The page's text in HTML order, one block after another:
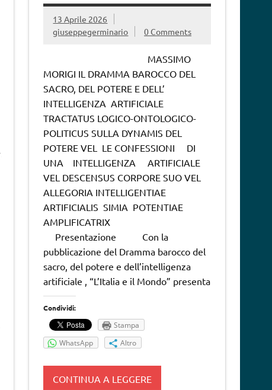
13 Aprile 2026
giuseppegerminario
0 Comments
MASSIMO
MORIGI IL DRAMMA BAROCCO DEL
SACRO, DEL POTERE E DELL’
INTELLIGENZA ARTIFICIALE
TRACTATUS LOGICO-ONTOLOGICO-
POLITICUS SULLA DYNAMIS DEL
POTERE VEL LE CONFESSIONI DI
UNA INTELLIGENZA ARTIFICIALE
VEL DESCENSUS CORPORE SUO VEL
ALLEGORIA INTELLIGENTIAE
ARTIFICIALIS SIMIA POTENTIAE
AMPLIFICATRIX
Presentazione Con la
pubblicazione del Dramma barocco del
sacro, del potere e dell’intelligenza
artificiale , “L’Italia e il Mondo” presenta
Condividi:
Stampa
WhatsApp
Altro
CONTINUA A LEGGERE